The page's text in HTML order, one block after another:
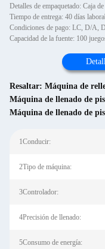
Detalles de empaquetado: Caja
Tiempo de entrega: 40 días
Condiciones de pago: LC, D/A,
Capacidad de la fuente: 100
Resaltar: Máquina de
Máquina de llenado de
Máquina de llenado de
1Conducir:
2Tipo de máquina:
3Controlador:
4Precisión de llenado:
5Consumo de energía: